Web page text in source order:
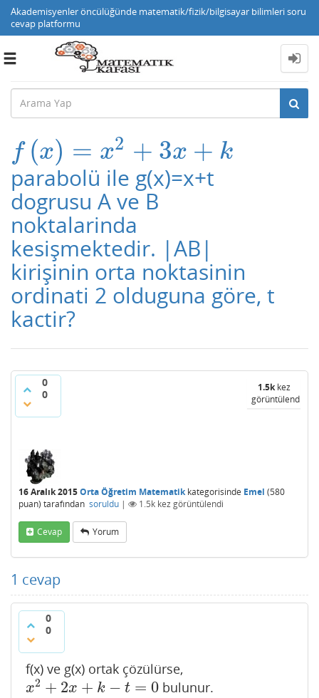
Akademisyenler öncülüğünde matematik/fizik/bilgisayar bilimleri soru
cevap platformu
Toggle
f (x) = x2 + 3x + k
f(x)=x 2+3x+ k
parabolü ile g(x)=x+t
dogrusu A ve B
noktalarinda
kesişmektedir. |AB|
kirişinin orta noktasinin
ordinati 2 olduguna göre, t
kactir?
0
0
1.5kkez
görüntülendi
16 Aralık 2015Orta Öğretim Matematikkategorisinde Emel (580
puan) tarafından soruldu | 1.5k kez görüntülendi
Cevap Yorum
1 cevap
0
0
f(x) ve g(x) ortak çözülürse,
x2 + 2x + k − t = 0
x2+2x +k− t=0
bulunur.